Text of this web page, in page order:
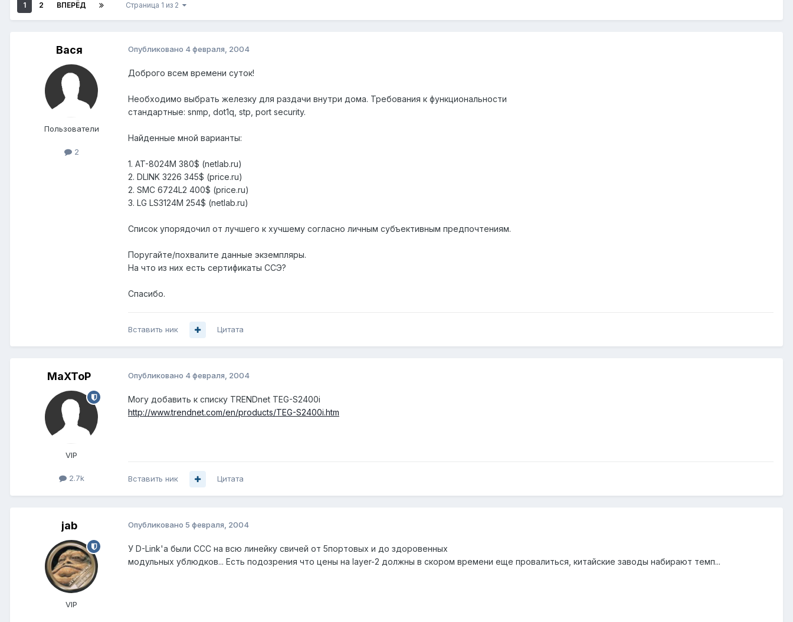
1 2 ВПЕРЁД Страница 1 из 2
Вася
Пользователи
2
Опубликовано 4 февраля, 2004
Доброго всем времени суток!
Необходимо выбрать железку для раздачи внутри дома. Требования к функциональности
стандартные: snmp, dot1q, stp, port security.
Найденные мной варианты:
1. AT-8024M 380$ (netlab.ru)
2. DLINK 3226 345$ (price.ru)
2. SMC 6724L2 400$ (price.ru)
3. LG LS3124M 254$ (netlab.ru)
Список упорядочил от лучшего к хучшему согласно личным субъективным предпочтениям.
Поругайте/похвалите данные экземпляры.
На что из них есть сертификаты ССЭ?
Спасибо.
Вставить ник Цитата
MaXToP
VIP
2.7k
Опубликовано 4 февраля, 2004
Могу добавить к списку TRENDnet TEG-S2400i
http://www.trendnet.com/en/products/TEG-S2400i.htm
Вставить ник Цитата
jab
VIP
Опубликовано 5 февраля, 2004
У D-Link'а были ССС на всю линейку свичей от 5портовых и до здоровенных
модульных ублюдков... Есть подозрения что цены на layer-2 должны в скором времени еще провалиться, китайские заводы набирают темп...